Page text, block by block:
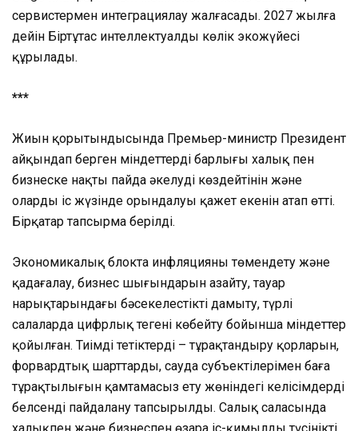
сервистермен интеграциялау жалғасады. 2027 жылға
дейін Біртұтас интеллектуалды көлік экожүйесі
құрылады.
***
Жиын қорытындысында Премьер-министр Президент
айқындап берген міндеттердің барлығы халық пен
бизнеске нақты пайда әкелуді көздейтінін және
олардың іс жүзінде орындалуы қажет екенін атап өтті.
Бірқатар тапсырма берілді.
Экономикалық блокта инфляцияны төмендету және
қадағалау, бизнес шығындарын азайту, тауар
нарықтарындағы бәсекелестікті дамыту, түрлі
салаларда цифрлық теңгені көбейту бойынша міндеттер
қойылған. Тиімді тетіктерді – тұрақтандыру қорларын,
форвардтық шарттарды, сауда субъектілерімен баға
тұрақтылығын қамтамасыз ету жөніндегі келісімдерді
белсенді пайдалану тапсырылды. Салық саласында